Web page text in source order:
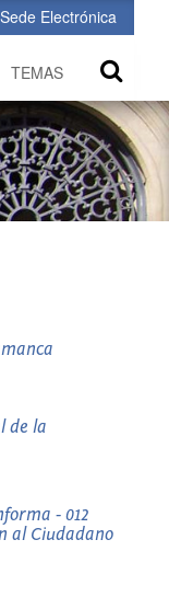
Sede Electrónica
TEMAS
de la
- 012
al Ciudadano